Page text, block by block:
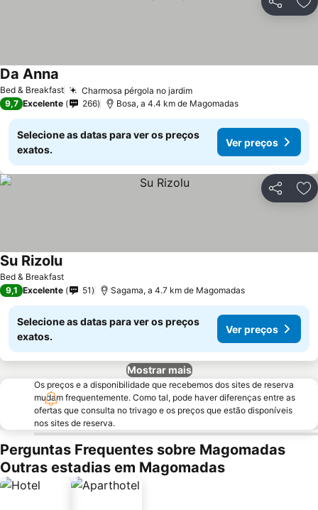
Partilhar
Bed & Breakfast Charmosa pérgola no jardim
Da Anna
9,7 Excelente 266 Bosa, a 4.4 km de Magomadas
Selecione as datas para ver os preços
exatos.
Ver preços
Partilhar
Bed & Breakfast
Su Rizolu
9,1 Excelente 51 Sagama, a 4.7 km de Magomadas
Selecione as datas para ver os preços
exatos.
Ver preços
Mostrar mais
Os preços e a disponibilidade que recebemos dos sites de reserva
mudam frequentemente. Como tal, pode haver diferenças entre as
ofertas que consulta no trivago e os preços que estão disponíveis
nos sites de reserva.
Perguntas Frequentes sobre Magomadas
Outras estadias em Magomadas